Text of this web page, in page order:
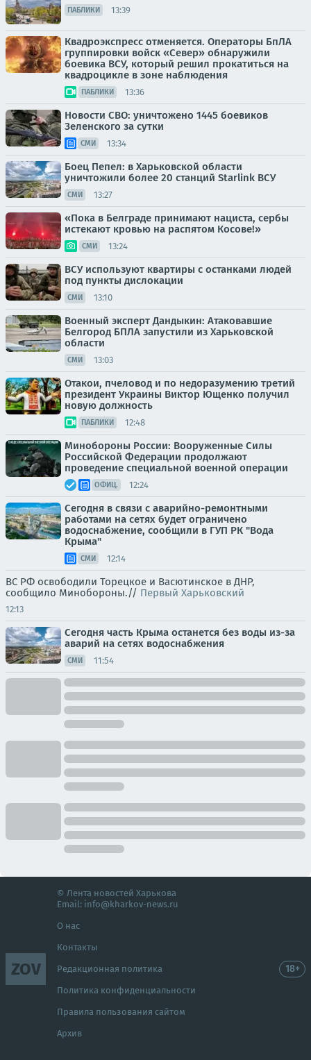
ПАБЛИКИ 13:39
Квадроэкспресс отменяется. Операторы БпЛА
группировки войск «Север» обнаружили
боевика ВСУ, который решил прокатиться на
квадроцикле в зоне наблюдения
ПАБЛИКИ 13:36
Новости СВО: уничтожено 1445 боевиков
Зеленского за сутки
СМИ 13:34
Боец Пепел: в Харьковской области
уничтожили более 20 станций Starlink ВСУ
СМИ 13:27
«Пока в Белграде принимают нациста, сербы
истекают кровью на распятом Косове!»
СМИ 13:24
ВСУ используют квартиры с останками людей
под пункты дислокации
СМИ 13:10
Военный эксперт Дандыкин: Атаковавшие
Белгород БПЛА запустили из Харьковской
области
СМИ 13:03
Отакои, пчеловод и по недоразумению третий
президент Украины Виктор Ющенко получил
новую должность
ПАБЛИКИ 12:48
Минобороны России: Вооруженные Силы
Российской Федерации продолжают
проведение специальной военной операции
ОФИЦ. 12:24
Сегодня в связи с аварийно-ремонтными
работами на сетях будет ограничено
водоснабжение, сообщили в ГУП РК "Вода
Крыма"
СМИ 12:14
ВС РФ освободили Торецкое и Васютинское в ДНР,
сообщило Минобороны.// Первый Харьковский
12:13
Сегодня часть Крыма останется без воды из-за
аварий на сетях водоснабжения
СМИ 11:54
ZOV
© Лента новостей Харькова
Email: info@kharkov-news.ru
О нас
Контакты
Редакционная политика
Политика конфиденциальности
Правила пользования сайтом
Архив
18+